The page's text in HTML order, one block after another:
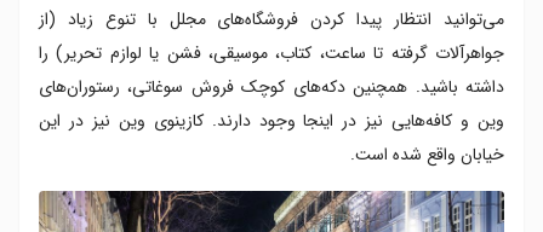
می‌توانید انتظار پیدا کردن فروشگاه‌های مجلل با تنوع زیاد (از
جواهرآلات گرفته تا ساعت، کتاب، موسیقی، فشن یا لوازم تحریر) را
داشته باشید. همچنین دکه‌های کوچک فروش سوغاتی، رستوران‌های
وین و کافه‌هایی نیز در اینجا وجود دارند. کازینوی وین نیز در این
خیابان واقع شده است.